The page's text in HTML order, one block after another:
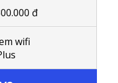
đ
wifi